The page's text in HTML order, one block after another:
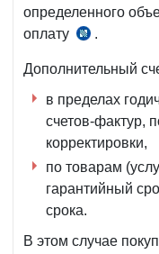
определенного
оплату
п.
№2
к
ПКМ
№489
от
14.08.2020
.
Дополнительный
в пределах
счетов-фактур,
корректировки,
по товарам
гарантийный
срока.
В этом случае